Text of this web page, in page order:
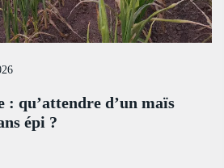
qu’attendre d’un maïs
épi ?